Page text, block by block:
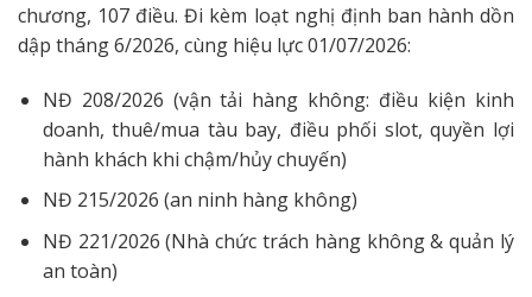
chương, 107 điều. Đi kèm loạt nghị định ban hành dồn
dập tháng 6/2026, cùng hiệu lực 01/07/2026:
NĐ 208/2026 (vận tải hàng không: điều kiện kinh
doanh, thuê/mua tàu bay, điều phối slot, quyền lợi
hành khách khi chậm/hủy chuyến)
NĐ 215/2026 (an ninh hàng không)
NĐ 221/2026 (Nhà chức trách hàng không & quản lý
an toàn)